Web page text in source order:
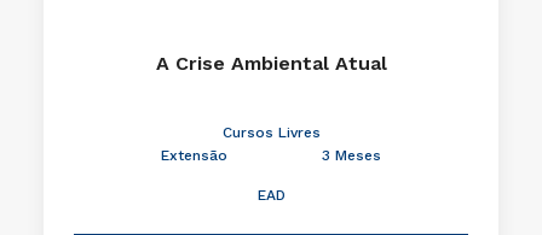
A Crise Ambiental Atual
Cursos Livres
Extensão
3 Meses
EAD